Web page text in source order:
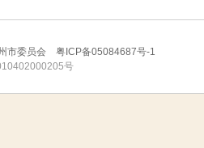
市委员会 粤ICP备05084687号-1
号